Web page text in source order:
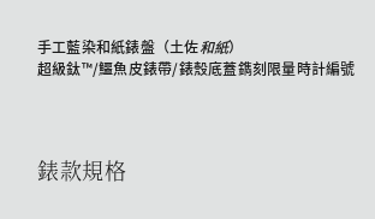
手工藍染和紙錶盤（土佐和紙）
超級鈦™/鱷魚皮錶帶/錶殼底蓋鐫刻限量時計編號
錶款規格